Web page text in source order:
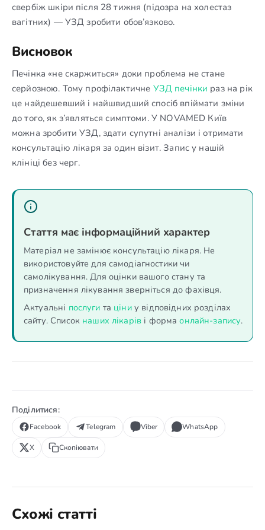
свербіж шкіри після 28 тижня (підозра на холестаз
вагітних) — УЗД зробити обов’язково.
Висновок
Печінка «не скаржиться» доки проблема не стане
серйозною. Тому профілактичне УЗД печінки раз на рік
це найдешевший і найшвидший спосіб впіймати зміни
до того, як з’являться симптоми. У NOVAMED Київ
можна зробити УЗД, здати супутні аналізи і отримати
консультацію лікаря за один візит. Запис у нашій
клініці без черг.
Стаття має інформаційний характер
Матеріал не замінює консультацію лікаря. Не
використовуйте для самодіагностики чи
самолікування. Для оцінки вашого стану та
призначення лікування зверніться до фахівця.
Актуальні послуги та ціниу відповідних розділах
сайту. Список наших лікарів і формаонлайн-запису.
Поділитися:
Facebook Telegram Viber WhatsApp
X Скопіювати
Схожі статті